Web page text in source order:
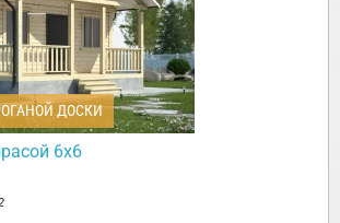
ДОСКИ
6х6